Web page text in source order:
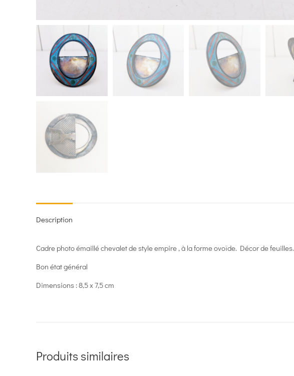
Description
Cadre photo émaillé chevalet de style empire , à la forme ovoïde. Décor de feuilles.
Bon état général
Dimensions : 8,5 x 7,5 cm
Produits similaires